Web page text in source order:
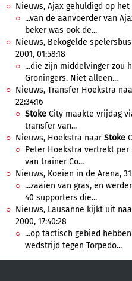
Nieuws, Ajax gehuldigd op het
...van de aanvoerder van
beker was ook de...
Nieuws, Bekogelde
2001, 01:58:18
...die zijn middelvinger zou
Groningers. Niet alleen...
Nieuws, Transfer Hoekstra
22:34:16
Stoke City maakte vrijdag
transfer van...
Nieuws, Hoekstra naarStoke
Peter Hoekstra vertrekt
van trainer Co...
Nieuws, Koeien in de Arena,
...zaaien van gras, en
40 supporters die...
Nieuws, Lausanne kijkt uit
2000, 17:40:28
...op tactisch gebied
wedstrijd tegen Torpedo...